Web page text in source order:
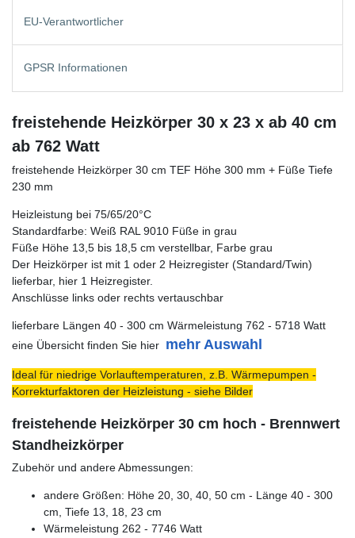
EU-Verantwortlicher
GPSR Informationen
freistehende Heizkörper 30 x 23 x ab 40 cm
ab 762 Watt
freistehende Heizkörper 30 cm TEF Höhe 300 mm + Füße Tiefe
230 mm
Heizleistung bei 75/65/20°C
Standardfarbe: Weiß RAL 9010 Füße in grau
Füße Höhe 13,5 bis 18,5 cm verstellbar, Farbe grau
Der Heizkörper ist mit 1 oder 2 Heizregister (Standard/Twin)
lieferbar, hier 1 Heizregister.
Anschlüsse links oder rechts vertauschbar
lieferbare Längen 40 - 300 cm Wärmeleistung 762 - 5718 Watt
eine Übersicht finden Sie hier mehr Auswahl
Ideal für niedrige Vorlauftemperaturen, z.B. Wärmepumpen -
Korrekturfaktoren der Heizleistung - siehe Bilder
freistehende Heizkörper 30 cm hoch - Brennwert
Standheizkörper
Zubehör und andere Abmessungen:
andere Größen: Höhe 20, 30, 40, 50 cm - Länge 40 - 300
cm, Tiefe 13, 18, 23 cm
Wärmeleistung 262 - 7746 Watt